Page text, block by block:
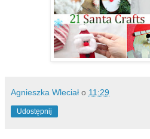
Agnieszka Wleciał o 11:29
Udostępnij